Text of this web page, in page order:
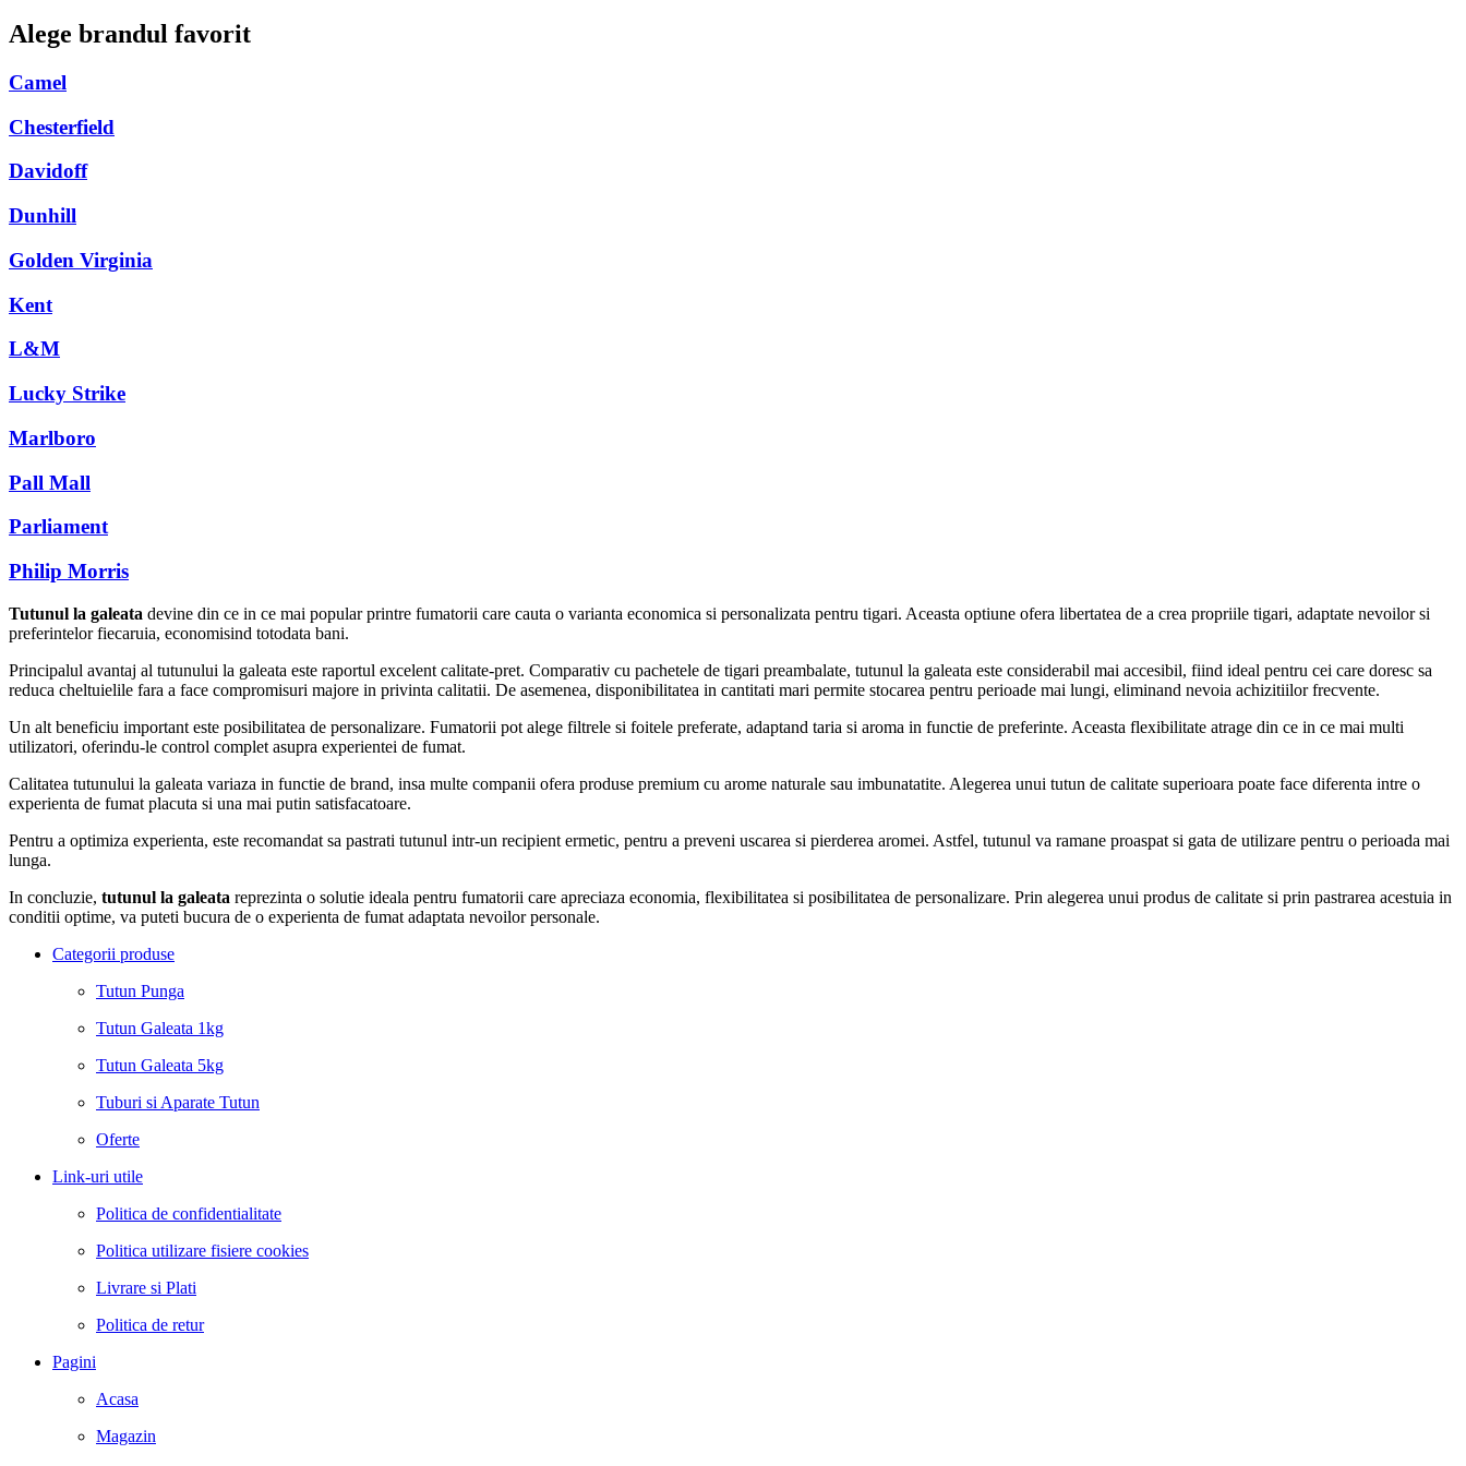
Alege brandul favorit
Camel
Chesterfield
Davidoff
Dunhill
Golden Virginia
Kent
L&M
Lucky Strike
Marlboro
Pall Mall
Parliament
Philip Morris
Tutunul la galeata devine din ce in ce mai popular printre fumatorii care cauta o varianta economica si personalizata pentru tigari. Aceasta optiune ofera libertatea de a crea propriile tigari, adaptate nevoilor si
preferintelor fiecaruia, economisind totodata bani.
Principalul avantaj al tutunului la galeata este raportul excelent calitate-pret. Comparativ cu pachetele de tigari preambalate, tutunul la galeata este considerabil mai accesibil, fiind ideal pentru cei care doresc sa
reduca cheltuielile fara a face compromisuri majore in privinta calitatii. De asemenea, disponibilitatea in cantitati mari permite stocarea pentru perioade mai lungi, eliminand nevoia achizitiilor frecvente.
Un alt beneficiu important este posibilitatea de personalizare. Fumatorii pot alege filtrele si foitele preferate, adaptand taria si aroma in functie de preferinte. Aceasta flexibilitate atrage din ce in ce mai multi
utilizatori, oferindu-le control complet asupra experientei de fumat.
Calitatea tutunului la galeata variaza in functie de brand, insa multe companii ofera produse premium cu arome naturale sau imbunatatite. Alegerea unui tutun de calitate superioara poate face diferenta intre o
experienta de fumat placuta si una mai putin satisfacatoare.
Pentru a optimiza experienta, este recomandat sa pastrati tutunul intr-un recipient ermetic, pentru a preveni uscarea si pierderea aromei. Astfel, tutunul va ramane proaspat si gata de utilizare pentru o perioada mai
lunga.
In concluzie, tutunul la galeata reprezinta o solutie ideala pentru fumatorii care apreciaza economia, flexibilitatea si posibilitatea de personalizare. Prin alegerea unui produs de calitate si prin pastrarea acestuia in
conditii optime, va puteti bucura de o experienta de fumat adaptata nevoilor personale.
Categorii produse
Tutun Punga
Tutun Galeata 1kg
Tutun Galeata 5kg
Tuburi si Aparate Tutun
Oferte
Link-uri utile
Politica de confidentialitate
Politica utilizare fisiere cookies
Livrare si Plati
Politica de retur
Pagini
Acasa
Magazin